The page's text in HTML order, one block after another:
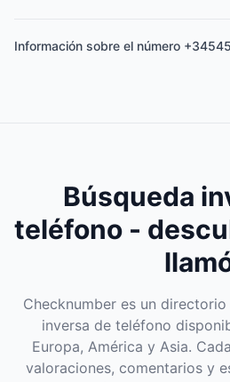
Información sobre el número
Búsqueda
teléfono -
Checknumber es un
inversa de teléfono
Europa, América y Asia.
valoraciones, comentarios y